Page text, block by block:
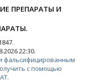
ПРЕПАРАТЫ И
22:30.
фальсифицированным
с помощью